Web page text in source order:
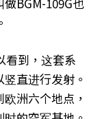
看到，这套系
直进行发射。
洲六个地点，